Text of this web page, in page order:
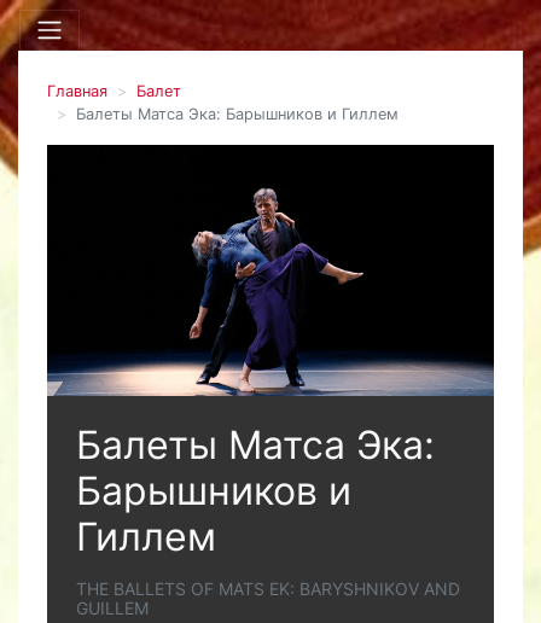
Главная
Балет
Балеты Матса Эка: Барышников и Гиллем
Балеты Матса Эка:
Барышников и
Гиллем
THE BALLETS OF MATS EK: BARYSHNIKOV AND
GUILLEM